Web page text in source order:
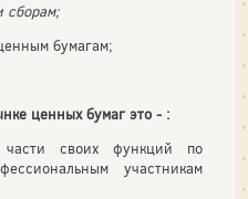
сборам;
бумагам;
ценных бумаг это - :
части своих функций по
участникам